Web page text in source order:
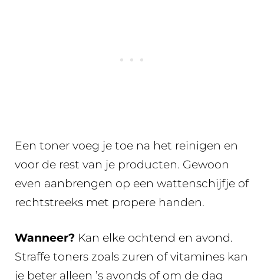
Een toner voeg je toe na het reinigen en
voor de rest van je producten. Gewoon
even aanbrengen op een wattenschijfje of
rechtstreeks met propere handen.
Wanneer? Kan elke ochtend en avond.
Straffe toners zoals zuren of vitamines kan
je beter alleen ’s avonds of om de dag